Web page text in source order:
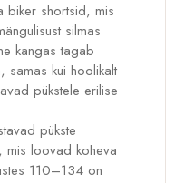
biker shortsid, mis
silmas
kangas tagab
samas kui hoolikalt
pükstele erilise
pükste
loovad koheva
110–134 on